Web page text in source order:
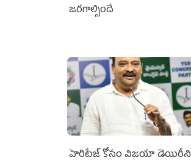
జరగాల్సిందే
హెరిటేజ్ కోసం విజయా డెయిరీని